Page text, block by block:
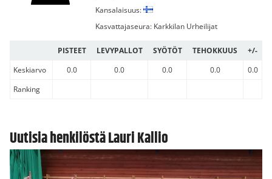
Kansalaisuus:
Kasvattajaseura: Karkkilan Urheilijat
PISTEET LEVYPALLOT SYÖTÖT TEHOKKUUS
+/-
Keskiarvo
0.0 0.0 0.0 0.0
0.0
Ranking
Uutisia henkilöstä Lauri Kallio